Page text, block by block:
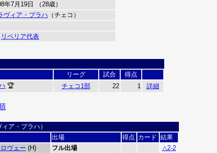
年7月19日 （28歳）
ヴィア・プラハ （チェコ）
リベリア代表
リーグ 試合
得点
🏆 チェコ1部 22 1 詳細
ア・プラハ）
出場 得点 カード 結果
ヴェー (H) フル出場
△2-2